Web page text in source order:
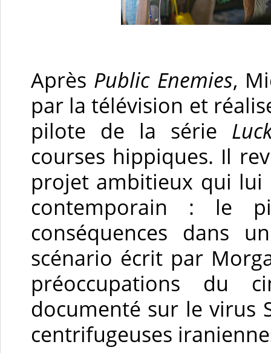
Après Public Enemies,
par la télévision et
pilote de la série
courses hippiques. Il
projet ambitieux qui lui
contemporain : le
conséquences dans
scénario écrit par
préoccupations du
documenté sur le virus
centrifugeuses